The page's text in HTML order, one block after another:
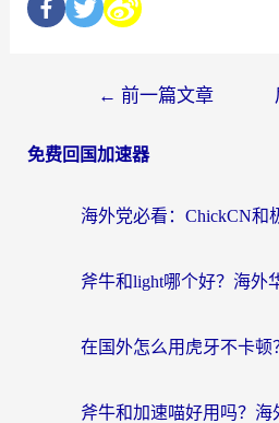
← 前一篇文章
免费回国加速器